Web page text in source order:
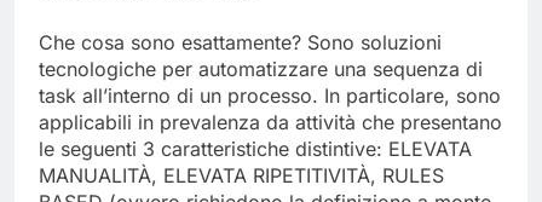
Che cosa sono esattamente? Sono soluzioni
tecnologiche per automatizzare una sequenza di
task all’interno di un processo. In particolare, sono
applicabili in prevalenza da attività che presentano
le seguenti 3 caratteristiche distintive: ELEVATA
MANUALITÀ, ELEVATA RIPETITIVITÀ, RULES